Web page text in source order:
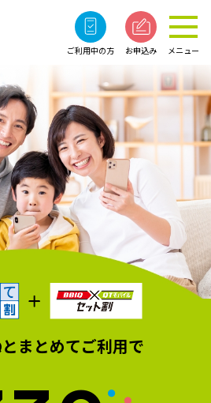
ご利用中の方 お申込み メニュー
とまとめてご利用で